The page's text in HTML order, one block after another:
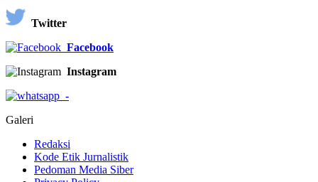
Twitter
Facebook
Instagram
-
Galeri
Redaksi
Kode Etik Jurnalistik
Pedoman Media Siber